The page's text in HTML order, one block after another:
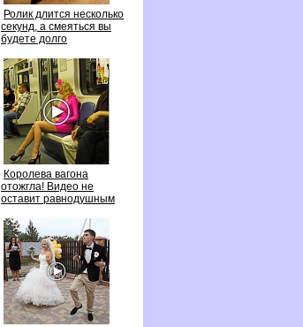
Ролик длится несколько
секунд, а смеяться вы
удете долго
Королева вагона
отожгла! Видео не
оставит равнодушным